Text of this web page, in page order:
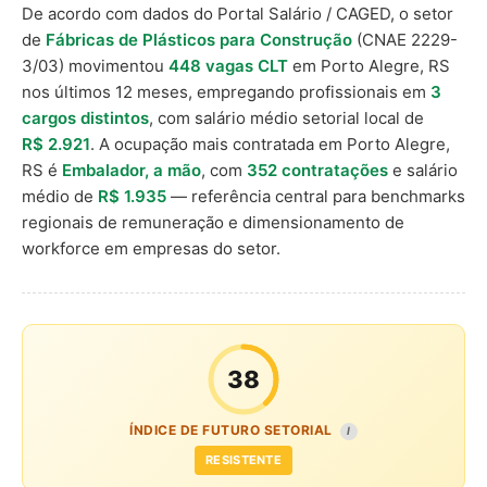
De acordo com dados do Portal Salário / CAGED, o setor
de Fábricas de Plásticos para Construção (CNAE 2229-
3/03) movimentou 448 vagas CLT em Porto Alegre, RS
nos últimos 12 meses, empregando profissionais em 3
cargos distintos, com salário médio setorial local de
R$ 2.921. A ocupação mais contratada em Porto Alegre,
RS é Embalador, a mão, com 352 contratações e salário
médio de R$ 1.935 — referência central para benchmarks
regionais de remuneração e dimensionamento de
workforce em empresas do setor.
38
ÍNDICE DE FUTURO SETORIAL I
RESISTENTE